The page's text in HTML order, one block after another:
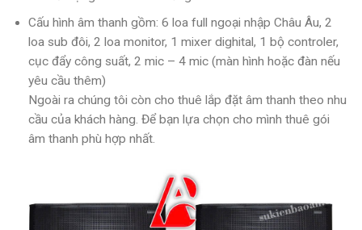
Cấu hình âm thanh gồm: 6 loa full ngoại nhập Châu Âu, 2
loa sub đôi, 2 loa monitor, 1 mixer dighital, 1 bộ controler,
cục đẩy công suất, 2 mic – 4 mic (màn hình hoặc đàn nếu
yêu cầu thêm)
Ngoài ra chúng tôi còn cho thuê lắp đặt âm thanh theo nhu
cầu của khách hàng. Để bạn lựa chọn cho mình thuê gói
âm thanh phù hợp nhất.